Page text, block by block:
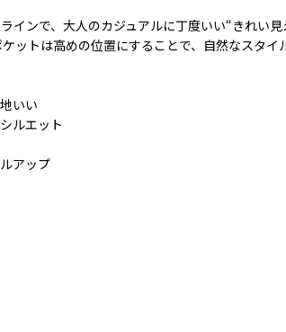
ンで、大人のカジュアルに丁度いい“きれい見
ットは高めの位置にすることで、自然なスタイ
いい
ルエット
アップ